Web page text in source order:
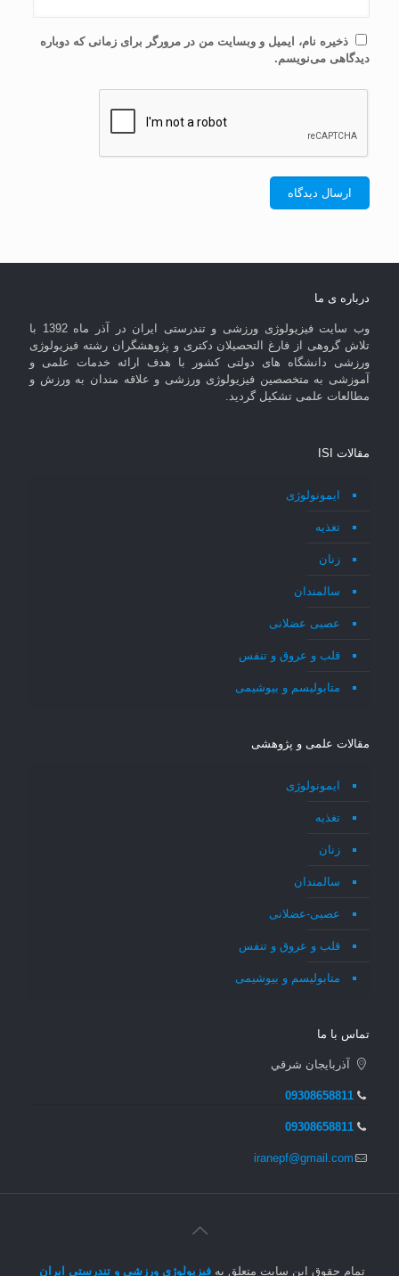
ذخیره نام، ایمیل و وبسایت من در مرورگر برای زمانی که دوباره
دیدگاهی می‌نویسم.
درباره ی ما
وب سایت فیزیولوژی ورزشی و تندرستی ایران در آذر ماه 1392 با
تلاش گروهی از فارغ التحصیلان دکتری و پژوهشگران رشته فیزیولوژی
ورزشی دانشگاه های دولتی کشور با هدف ارائه خدمات علمی و
آموزشی به متخصصین فیزیولوژی ورزشی و علاقه مندان به ورزش و
مطالعات علمی تشکیل گردید.
مقالات ISI
ایمونولوژی
تغذیه
زنان
سالمندان
عصبی عضلانی
قلب و عروق و تنفس
متابولیسم و بیوشیمی
مقالات علمی و پژوهشی
ایمونولوژی
تغذیه
زنان
سالمندان
عصبی-عضلانی
قلب و عروق و تنفس
متابولیسم و بیوشیمی
تماس با ما
آذربايجان شرقي
09308658811
09308658811
iranepf@gmail.com
تمام حقوق این سایت متعلق بهفیزیولوژی ورزشی و تندرستی ایران